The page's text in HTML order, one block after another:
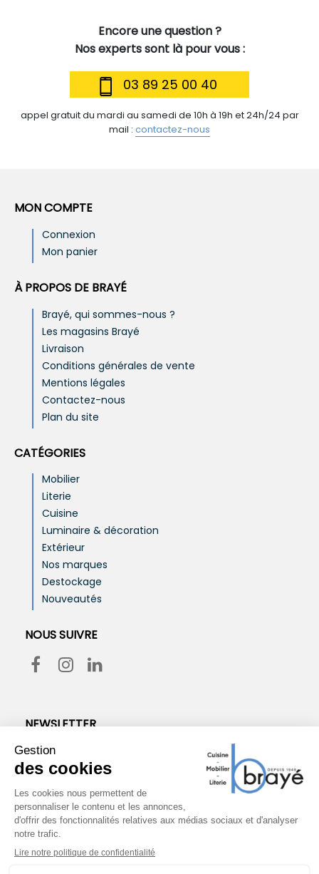
Encore une question ?
Nos experts sont là pour vous :
03 89 25 00 40
appel gratuit du mardi au samedi de 10h à 19h et 24h/24 par
mail : contactez-nous
MON COMPTE
Connexion
Mon panier
À PROPOS DE BRAYÉ
Brayé, qui sommes-nous ?
Les magasins Brayé
Livraison
Conditions générales de vente
Mentions légales
Contactez-nous
Plan du site
CATÉGORIES
Mobilier
Literie
Cuisine
Luminaire & décoration
Extérieur
Nos marques
Destockage
Nouveautés
NOUS SUIVRE
NEWSLETTER
Vous pouvez vous désinscrire à tout moment. Vous trouverez
pour cela nos informations de contact dans les conditions
d'utilisation du site.